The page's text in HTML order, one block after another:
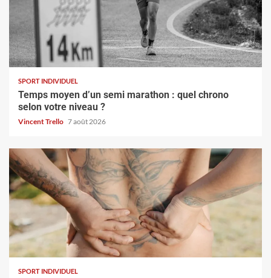
SPORT INDIVIDUEL
Temps moyen d’un semi marathon : quel chrono
selon votre niveau ?
Vincent Trello 7 août 2026
SPORT INDIVIDUEL